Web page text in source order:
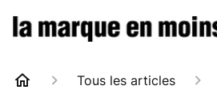
Tous les articles